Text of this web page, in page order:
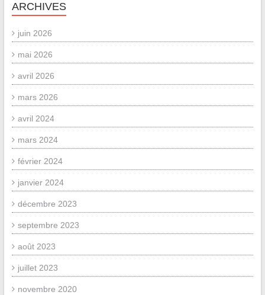
ARCHIVES
juin 2026
mai 2026
avril 2026
mars 2026
avril 2024
mars 2024
février 2024
janvier 2024
décembre 2023
septembre 2023
août 2023
juillet 2023
novembre 2020